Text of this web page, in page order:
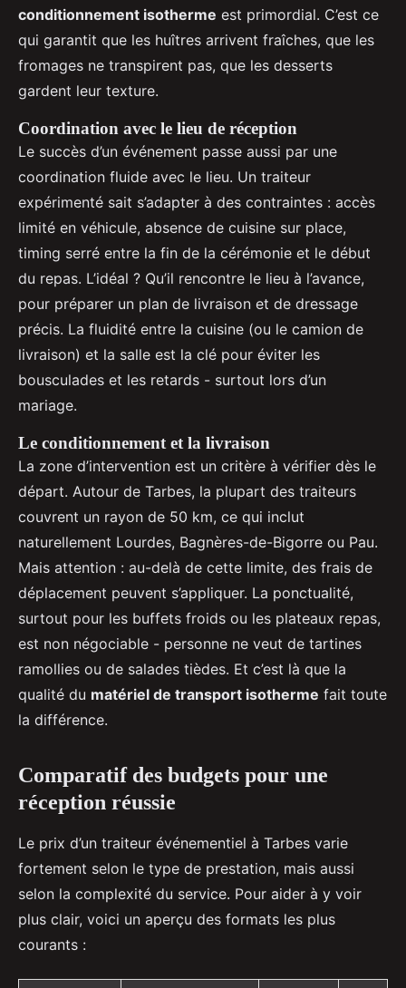
conditionnement isotherme est primordial. C’est ce
qui garantit que les huîtres arrivent fraîches, que les
fromages ne transpirent pas, que les desserts
gardent leur texture.
Coordination avec le lieu de réception
Le succès d’un événement passe aussi par une
coordination fluide avec le lieu. Un traiteur
expérimenté sait s’adapter à des contraintes : accès
limité en véhicule, absence de cuisine sur place,
timing serré entre la fin de la cérémonie et le début
du repas. L’idéal ? Qu’il rencontre le lieu à l’avance,
pour préparer un plan de livraison et de dressage
précis. La fluidité entre la cuisine (ou le camion de
livraison) et la salle est la clé pour éviter les
bousculades et les retards - surtout lors d’un
mariage.
Le conditionnement et la livraison
La zone d’intervention est un critère à vérifier dès le
départ. Autour de Tarbes, la plupart des traiteurs
couvrent un rayon de 50 km, ce qui inclut
naturellement Lourdes, Bagnères-de-Bigorre ou Pau.
Mais attention : au-delà de cette limite, des frais de
déplacement peuvent s’appliquer. La ponctualité,
surtout pour les buffets froids ou les plateaux repas,
est non négociable - personne ne veut de tartines
ramollies ou de salades tièdes. Et c’est là que la
qualité du matériel de transport isotherme fait toute
la différence.
Comparatif des budgets pour une
réception réussie
Le prix d’un traiteur événementiel à Tarbes varie
fortement selon le type de prestation, mais aussi
selon la complexité du service. Pour aider à y voir
plus clair, voici un aperçu des formats les plus
courants :